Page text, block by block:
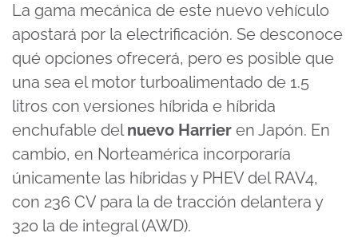
minutes,
seconds
La gama mecánica de este nuevo vehículo
apostará por la electrificación. Se desconoce
qué opciones ofrecerá, pero es posible que
una sea el motor turboalimentado de 1.5
litros con versiones híbrida e híbrida
enchufable delnuevo Harrier en Japón. En
cambio, en Norteamérica incorporaría
únicamente las híbridas y PHEV del RAV4,
con 236 CV para la de tracción delantera y
320 la de integral (AWD).